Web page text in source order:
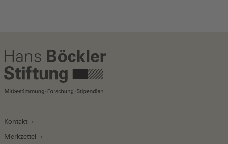
Kontakt
Merkzettel